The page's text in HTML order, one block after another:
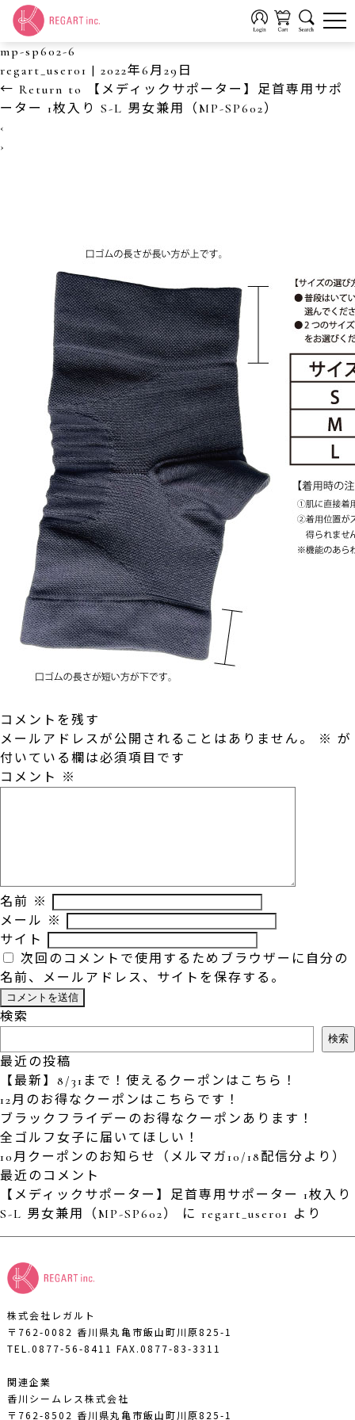
mp-sp602-6
regart_user01 | 2022年6月29日
← Return to 【メディックサポーター】足首専用サポ
ーター 1枚入り S-L 男女兼用（MP-SP602）
‹
›
コメントを残す
メールアドレスが公開されることはありません。
※ が
付いている欄は必須項目です
コメント ※
名前 ※
メール ※
サイト
次回のコメントで使用するためブラウザーに自分の
名前、メールアドレス、サイトを保存する。
検索
検索
最近の投稿
【最新】8/31まで！使えるクーポンはこちら！
12月のお得なクーポンはこちらです！
ブラックフライデーのお得なクーポンあります！
全ゴルフ女子に届いてほしい！
10月クーポンのお知らせ（メルマガ10/18配信分より）
最近のコメント
【メディックサポーター】足首専用サポーター 1枚入り
S-L 男女兼用（MP-SP602）
に regart_user01 より
株式会社レガルト
〒762-0082 香川県丸亀市飯山町川原825-1
TEL.0877-56-8411 FAX.0877-83-3311
関連企業
香川シームレス株式会社
〒762-8502 香川県丸亀市飯山町川原825-1